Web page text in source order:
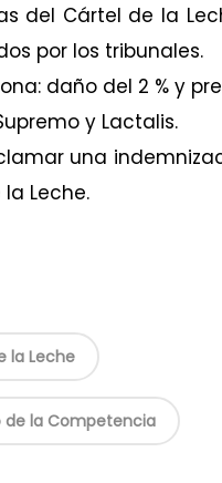
del Cártel de la
por los tribunales.
daño del 2 % y
y Lactalis.
una
Leche.
la Leche
de la Competencia